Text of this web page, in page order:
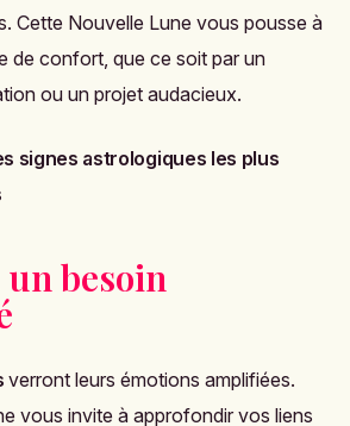
Cette Nouvelle Lune vous pousse à
de confort, que ce soit par un
ou un projet audacieux.
signes astrologiques les plus
un besoin
verront leurs émotions amplifiées.
vous invite à approfondir vos liens